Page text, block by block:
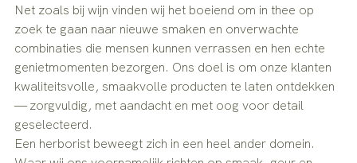
Net zoals bij wijn vinden wij het boeiend om in thee op
zoek te gaan naar nieuwe smaken en onverwachte
combinaties die mensen kunnen verrassen en hen echte
genietmomenten bezorgen. Ons doel is om onze klanten
kwaliteitsvolle, smaakvolle producten te laten ontdekken
— zorgvuldig, met aandacht en met oog voor detail
geselecteerd.
Een herborist beweegt zich in een heel ander domein.